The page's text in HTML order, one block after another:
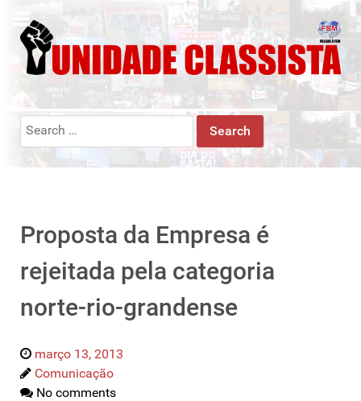
Search
Proposta da Empresa é
rejeitada pela categoria
norte-rio-grandense
março 13, 2013
Comunicação
No comments